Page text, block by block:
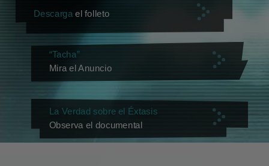
Descarga el folleto
“Tacha”
Mira el Anuncio
La Verdad sobre el Éxtasis
Observa el documental